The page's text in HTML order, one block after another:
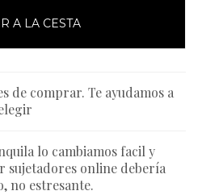
A LA CESTA
de comprar. Te ayudamos a
lo cambiamos facil y
sujetadores online debería
no estresante.